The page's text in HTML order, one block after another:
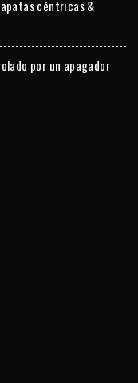
céntricas &
por un apagador